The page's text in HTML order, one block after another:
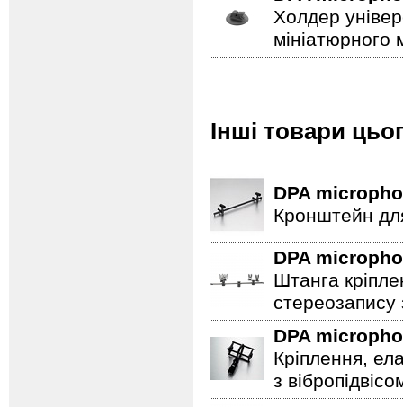
Холдер
мініатюрного
Інші товари
DPA
Кронштейн
DPA
Штанга
DPA
Кріплення,
з